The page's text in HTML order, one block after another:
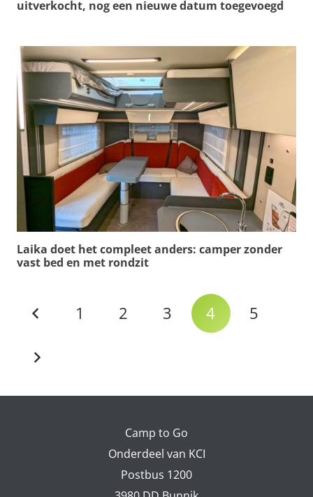
uitverkocht, nog een nieuwe datum toegevoegd
Laika doet het compleet anders: camper zonder
vast bed en met rondzit
1 2 3 4 5
Camp to Go
Onderdeel van KCI
Postbus 1200